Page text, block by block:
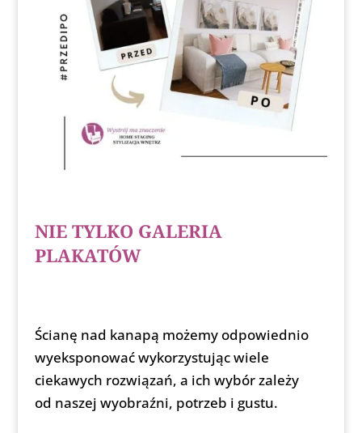
NIE TYLKO GALERIA
PLAKATÓW
Ścianę nad kanapą możemy odpowiednio
wyeksponować wykorzystując wiele
ciekawych rozwiązań, a ich wybór zależy
od naszej wyobraźni, potrzeb i gustu.